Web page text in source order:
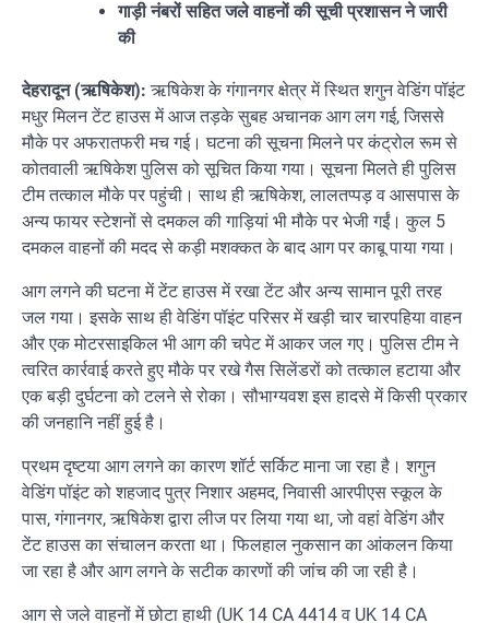
गाड़ी नंबरों सहित जले वाहनों की सूची प्रशासन ने जारी
की
देहरादून (ऋषिकेश): ऋषिकेश के गंगानगर क्षेत्र में स्थित शगुन वेडिंग पॉइंट
मधुर मिलन टेंट हाउस में आज तड़के सुबह अचानक आग लग गई, जिससे
मौके पर अफरातफरी मच गई। घटना की सूचना मिलने पर कंट्रोल रूम से
कोतवाली ऋषिकेश पुलिस को सूचित किया गया। सूचना मिलते ही पुलिस
टीम तत्काल मौके पर पहुंची। साथ ही ऋषिकेश, लालतप्पड़ व आसपास के
अन्य फायर स्टेशनों से दमकल की गाड़ियां भी मौके पर भेजी गईं। कुल 5
दमकल वाहनों की मदद से कड़ी मशक्कत के बाद आग पर काबू पाया गया।
आग लगने की घटना में टेंट हाउस में रखा टेंट और अन्य सामान पूरी तरह
जल गया। इसके साथ ही वेडिंग पॉइंट परिसर में खड़ी चार चारपहिया वाहन
और एक मोटरसाइकिल भी आग की चपेट में आकर जल गए। पुलिस टीम ने
त्वरित कार्रवाई करते हुए मौके पर रखे गैस सिलेंडरों को तत्काल हटाया और
एक बड़ी दुर्घटना को टलने से रोका। सौभाग्यवश इस हादसे में किसी प्रकार
की जनहानि नहीं हुई है।
प्रथम दृष्टया आग लगने का कारण शॉर्ट सर्किट माना जा रहा है। शगुन
वेडिंग पॉइंट को शहजाद पुत्र निशार अहमद, निवासी आरपीएस स्कूल के
पास, गंगानगर, ऋषिकेश द्वारा लीज पर लिया गया था, जो वहां वेडिंग और
टेंट हाउस का संचालन करता था। फिलहाल नुकसान का आंकलन किया
जा रहा है और आग लगने के सटीक कारणों की जांच की जा रही है।
आग से जले वाहनों में छोटा हाथी (UK 14 CA 4414 व UK 14 CA